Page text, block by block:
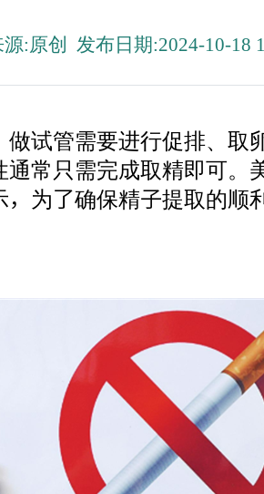
:原创 发布日期:2024-10-18
做试管需要进行促排、取
通常只需完成取精即可。
，为了确保精子提取的顺